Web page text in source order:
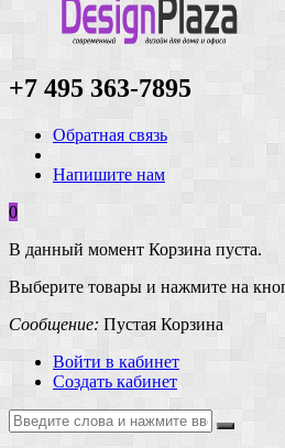
+7 495 363-7895
Обратная связь
Напишите нам
0
В данный момент Корзина пуста.
Выберите товары и нажмите на
Сообщение: Пустая Корзина
Войти в кабинет
Создать кабинет